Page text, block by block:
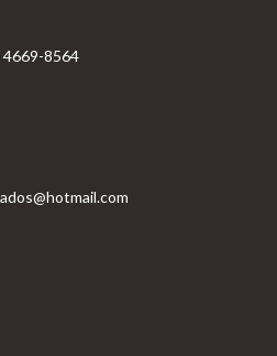
4669-8564